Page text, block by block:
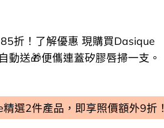
折！了解優惠 現購買Dasique
動送🎁便儶連蓋矽膠唇掃一支。
選2件產品，即享照價額外9折！